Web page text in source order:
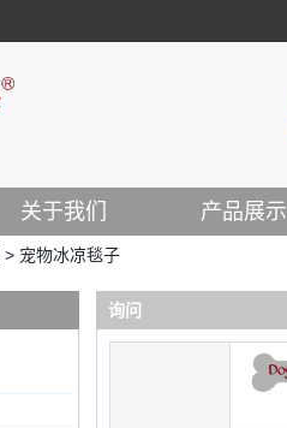
关于我们 产品展示
> 宠物冰凉毯子
询问